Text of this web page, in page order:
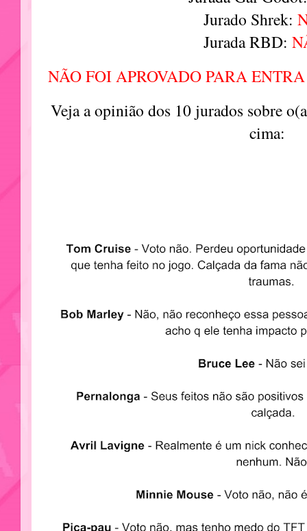
Jurado Shrek:
Jurada RBD:
NÃO FOI APROVADO PARA
Veja a opinião dos 10 jurados sobre
cima: